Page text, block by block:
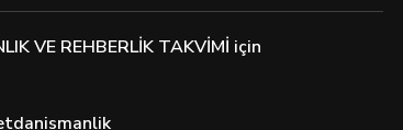
VE REHBERLİK TAKVİMİ için